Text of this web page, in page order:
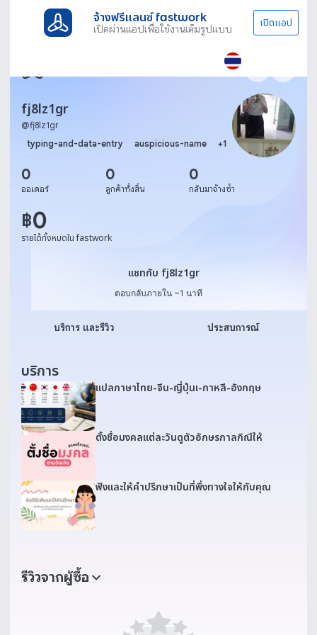
จ้างฟรีแลนซ์ fastwork
เปิดผ่านแอปเพื่อใช้งานเต็มรูปแบบ เปิดแอป
fj8lz1gr
@fj8lz1gr
typing-and-data-entry
auspicious-name +1
0
ออเดอร์
0
ลูกค้าทั้งสิ้น
0
กลับมาจ้างซ้ำ
฿0
รายได้ทั้งหมดใน fastwork
แชทกับ fj8lz1gr
แชทกับ fj8lz1gr
ตอบกลับภายใน ~1 นาที
บริการ และรีวิว ประสบการณ์
บริการ
แปลภาษาไทย-จีน-ญี่ปุ่นเ-กาหลี-อังกฤษ
ตั้งชื่อมงคลแต่ละวันดูตัวอักษรกาลกิณีให้
ฟังและให้คำปรึกษาเป็นที่พึ่งทางใจให้กับคุณ
รีวิวจากผู้ซื้อ